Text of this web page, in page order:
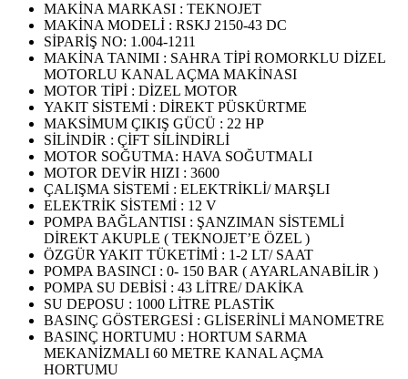
MAKİNA MARKASI : TEKNOJET
MAKİNA MODELİ : RSKJ 2150-43 DC
SİPARİŞ NO: 1.004-1211
MAKİNA TANIMI : SAHRA TİPİ ROMORKLU DİZEL
MOTORLU KANAL AÇMA MAKİNASI
MOTOR TİPİ : DİZEL MOTOR
YAKIT SİSTEMİ : DİREKT PÜSKÜRTME
MAKSİMUM ÇIKIŞ GÜCÜ : 22 HP
SİLİNDİR : ÇİFT SİLİNDİRLİ
MOTOR SOĞUTMA: HAVA SOĞUTMALI
MOTOR DEVİR HIZI : 3600
ÇALIŞMA SİSTEMİ : ELEKTRİKLİ/ MARŞLI
ELEKTRİK SİSTEMİ : 12 V
POMPA BAĞLANTISI : ŞANZIMAN SİSTEMLİ
DİREKT AKUPLE ( TEKNOJET’E ÖZEL )
ÖZGÜR YAKIT TÜKETİMİ : 1-2 LT/ SAAT
POMPA BASINCI : 0- 150 BAR ( AYARLANABİLİR )
POMPA SU DEBİSİ : 43 LİTRE/ DAKİKA
SU DEPOSU : 1000 LİTRE PLASTİK
BASINÇ GÖSTERGESİ : GLİSERİNLİ MANOMETRE
BASINÇ HORTUMU : HORTUM SARMA
MEKANİZMALI 60 METRE KANAL AÇMA
HORTUMU